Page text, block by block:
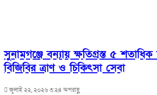
সুনামগঞ্জে বন্যায় ক্ষতিগ্রস্ত ৫
বিজিবির ত্রাণ ও চিকিৎসা সেবা
জুলাই ২২, ২০২৬ ৩:২৪ অপরাহ্ণ